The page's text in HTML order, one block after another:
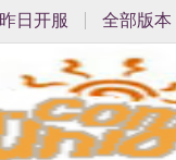
昨日开服 全部版本